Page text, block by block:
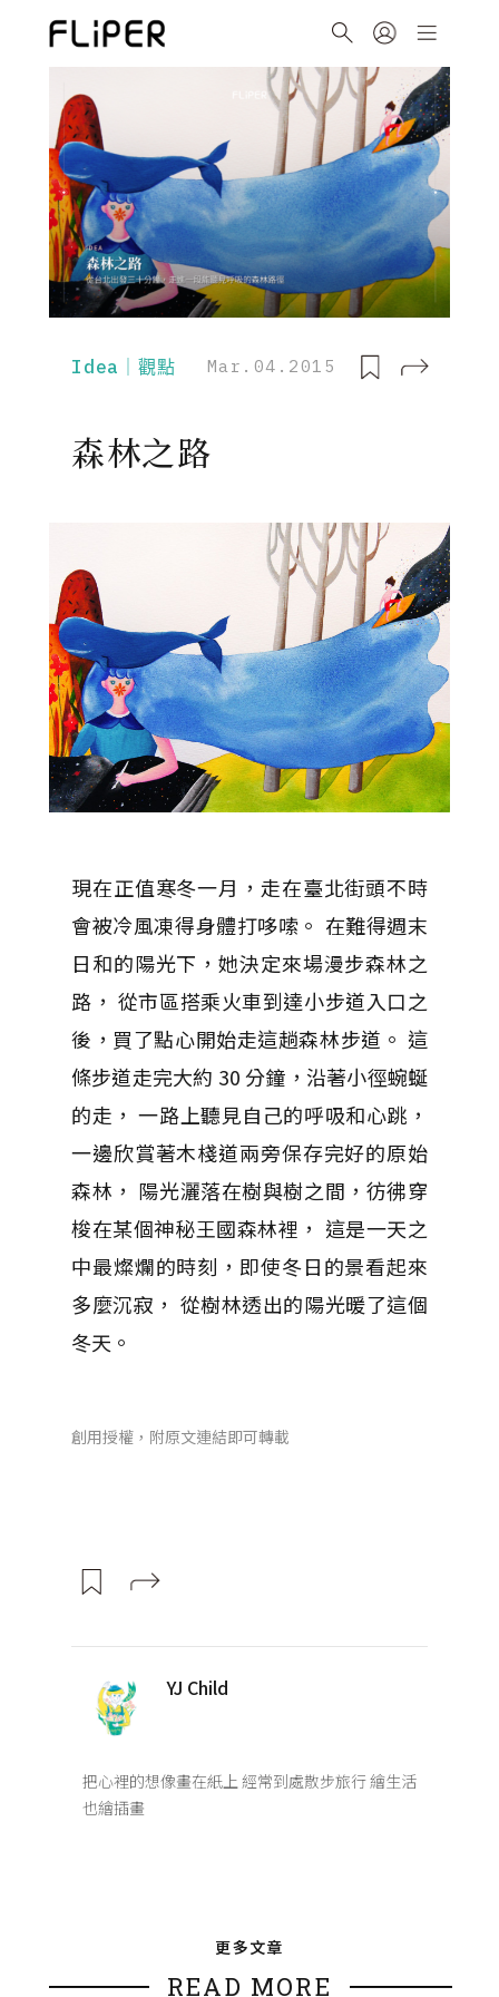
Idea｜觀點 Mar.04.2015
森林之路
現在正值寒冬一月，走在臺北街頭不時
會被冷風凍得身體打哆嗦。 在難得週末
日和的陽光下，她決定來場漫步森林之
路， 從市區搭乘火車到達小步道入口之
後，買了點心開始走這趟森林步道。 這
條步道走完大約 30 分鐘，沿著小徑蜿蜒
的走， 一路上聽見自己的呼吸和心跳，
一邊欣賞著木棧道兩旁保存完好的原始
森林， 陽光灑落在樹與樹之間，彷彿穿
梭在某個神秘王國森林裡， 這是一天之
中最燦爛的時刻，即使冬日的景看起來
多麼沉寂， 從樹林透出的陽光暖了這個
冬天。
創用授權，附原文連結即可轉載
YJ Child
把心裡的想像畫在紙上 經常到處散步旅行 繪生活
也繪插畫
更多文章
READ MORE